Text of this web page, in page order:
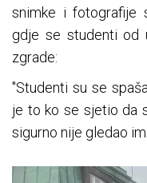
snimke i fotografije
gdje se studenti od
zgrade:
"Studenti su se
je to ko se sjetio da
sigurno nije gledao